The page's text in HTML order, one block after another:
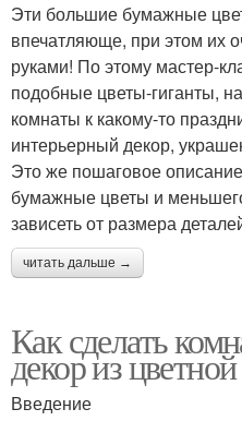
Эти большие бумажные
впечатляюще, при этом их
руками! По этому мастер-
подобные цветы-гиганты,
комнаты к какому-то
интерьерный декор,
Это же пошаговое
бумажные цветы и
зависеть от размера
читать дальше →
Как сделать
декор из
Введение